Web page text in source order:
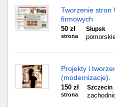
Tworzenie stron
firmowych
50 zł
strona
Słupsk
Projekty i
(modernizacje).
150 zł
strona
Szczecin